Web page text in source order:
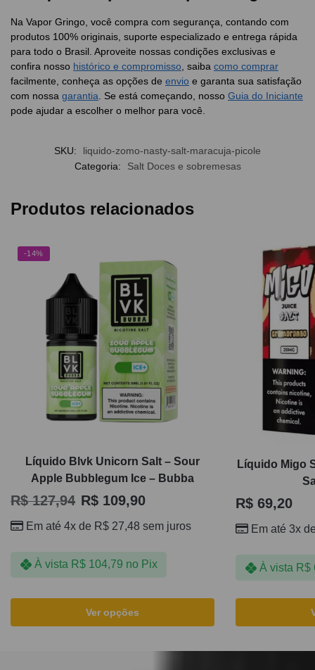
Na Vapor Gringo, você compra com segurança, contando com
produtos 100% originais, suporte especializado e entrega rápida
para todo o Brasil. Aproveite nossas condições exclusivas e
confira nosso histórico e compromisso , saiba como comprar
facilmente, conheça as opções de envio e garanta sua satisfação
com nossa garantia . Se está começando, nosso Guia do Iniciante
pode ajudar a escolher o melhor para você.
SKU:
liquido-zomo-nasty-salt-maracuja-picole
Categoria:
Salt Doces e sobremesas
Produtos relacionados
-14%
Líquido Blvk Unicorn Salt – Sour
Apple Bubblegum Ice – Bubba
R$127,94 R$ 109,90
Em até 4x de R$ 27,48 sem juros
À vista R$104,79 no Pix
Ver opções
Líquido Migo
R$ 69,20
Em até 3x
À vista R$